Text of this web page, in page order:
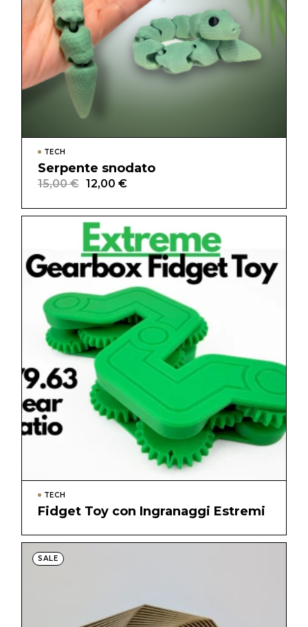
TECH
Serpente snodato
15,00€
Il
originale
12,00 €
Il
attuale
TECH
Fidget Toy con Ingranaggi Estremi
SALE